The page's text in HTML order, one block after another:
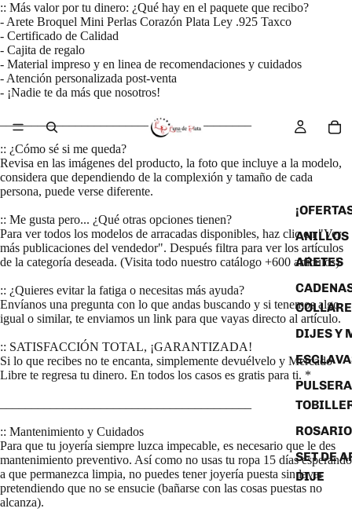
ANILLOS
ARETES
DIJES Y
SET DE
DIJE
:: Más valor por tu dinero: ¿Qué hay en el paquete que recibo?
- Arete Broquel Mini Perlas Corazón Plata Ley .925 Taxco
- Certificado de Calidad
- Cajita de regalo
- Material impreso y en linea de recomendaciones y cuidados
- Atención personalizada post-venta
- ¡Nadie te da más que nosotros!
________________________________________
:: ¿Cómo sé si me queda?
Revisa en las imágenes del producto, la foto que incluye a la modelo,
considera que dependiendo de la complexión y tamaño de cada
persona, puede verse diferente.
:: Me gusta pero... ¿Qué otras opciones tienen?
Para ver todos los modelos de arracadas disponibles, haz clic en "Ver
más publicaciones del vendedor". Después filtra para ver los artículos
de la categoría deseada. (Visita todo nuestro catálogo +600 artículos)
:: ¿Quieres evitar la fatiga o necesitas más ayuda?
Envíanos una pregunta con lo que andas buscando y si tenemos algo
igual o similar, te enviamos un link para que vayas directo al artículo.
:: SATISFACCIÓN TOTAL, ¡GARANTIZADA!
Si lo que recibes no te encanta, simplemente devuélvelo y Mercado
Libre te regresa tu dinero. En todos los casos es gratis para ti. *
:: Mantenimiento y Cuidados
Para que tu joyería siempre luzca impecable, es necesario que le des
mantenimiento preventivo. Así como no usas tu ropa 15 días esperando
a que permanezca limpia, no puedes tener joyería puesta sin lavar
pretendiendo que no se ensucie (bañarse con las cosas puestas no
alcanza).